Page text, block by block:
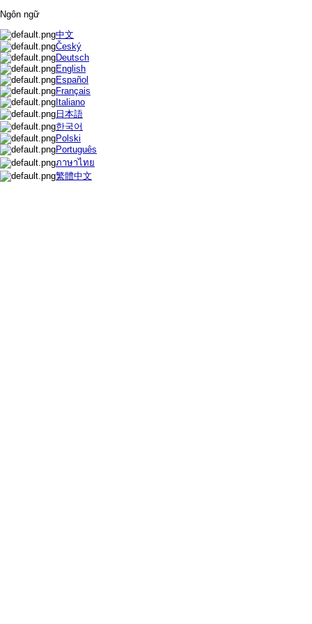
Ngôn ngữ
中文
Český
Deutsch
English
Español
Français
Italiano
日本語
한국어
Polski
Português
ภาษาไทย
繁體中文